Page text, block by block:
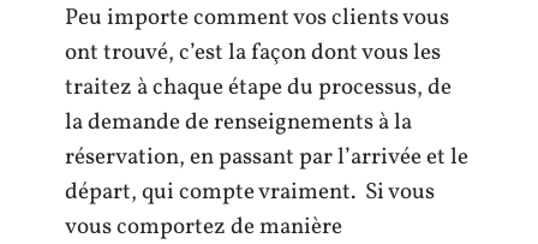
Peu importe comment vos clients vous
ont trouvé, c’est la façon dont vous les
traitez à chaque étape du processus, de
la demande de renseignements à la
réservation, en passant par l’arrivée et le
départ, qui compte vraiment. Si vous
vous comportez de manière